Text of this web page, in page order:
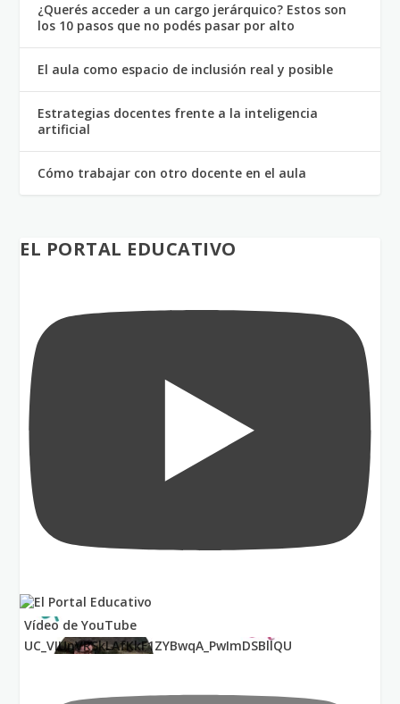
¿Querés acceder a un cargo jerárquico? Estos son
los 10 pasos que no podés pasar por alto
El aula como espacio de inclusión real y posible
Estrategias docentes frente a la inteligencia
artificial
Cómo trabajar con otro docente en el aula
EL PORTAL EDUCATIVO
Vídeo de YouTube
UC_VIUnVRSkLAfKkF1ZYBwqA_PwImDSBllQU